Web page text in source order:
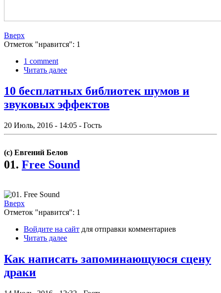
Вверх
Отметок "нравится": 1
1 comment
Читать далее
10 бесплатных библиотек шумов и
звуковых эффектов
20 Июль, 2016 - 14:05 - Гость
(с) Евгений Белов
01. Free Sound
Вверх
Отметок "нравится": 1
Войдите на сайт для отправки комментариев
Читать далее
Как написать запоминающуюся сцену
драки